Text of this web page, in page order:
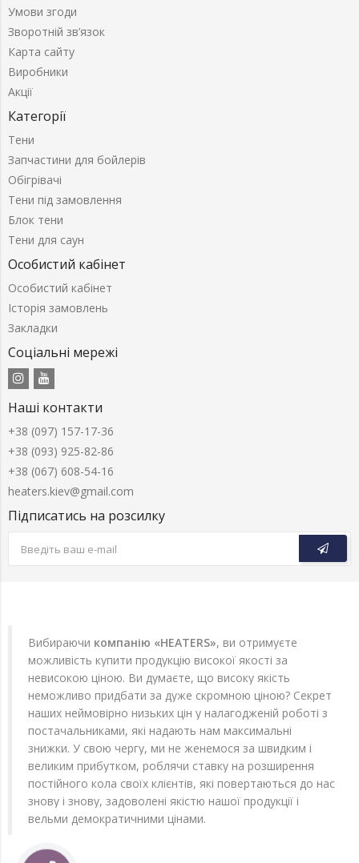
Умови згоди
Зворотній зв’язок
Карта сайту
Виробники
Акції
Категорії
Тени
Запчастини для бойлерів
Обігрівачі
Тени під замовлення
Блок тени
Тени для саун
Особистий кабінет
Особистий кабінет
Історія замовлень
Закладки
Соціальні мережі
Наші контакти
+38 (097) 157-17-36
+38 (093) 925-82-86
+38 (067) 608-54-16
heaters.kiev@gmail.com
Підписатись на розсилку
Вибираючи компанію «HEATERS», ви отримуєте
можливість купити продукцію високої якості за
невисокою ціною. Ви думаєте, що високу якість
неможливо придбати за дуже скромною ціною? Секрет
наших неймовірно низьких цін у налагодженій роботі з
постачальниками, які надають нам максимальні
знижки. У свою чергу, ми не женемося за швидким і
великим прибутком, роблячи ставку на розширення
постійного кола своїх клієнтів, які повертаються до нас
знову і знову, задоволені якістю нашої продукції і
вельми демократичними цінами.